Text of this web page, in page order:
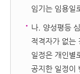
임기는 임용일
나. 양성평등
적격자가 없는
일정은 개인별
공지한 일정이